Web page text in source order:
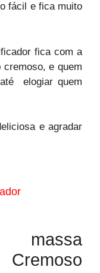
fácil e fica muito
fica com a
e quem
elogiar quem
e agradar
massa